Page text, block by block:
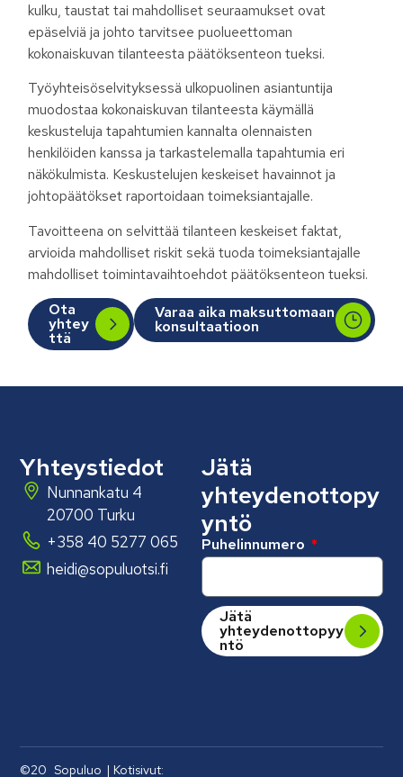
kulku, taustat tai mahdolliset seuraamukset ovat
epäselviä ja johto tarvitsee puolueettoman
kokonaiskuvan tilanteesta päätöksenteon tueksi.
Työyhteisöselvityksessä ulkopuolinen asiantuntija
muodostaa kokonaiskuvan tilanteesta käymällä
keskusteluja tapahtumien kannalta olennaisten
henkilöiden kanssa ja tarkastelemalla tapahtumia eri
näkökulmista. Keskustelujen keskeiset havainnot ja
johtopäätökset raportoidaan toimeksiantajalle.
Tavoitteena on selvittää tilanteen keskeiset faktat,
arvioida mahdolliset riskit sekä tuoda toimeksiantajalle
mahdolliset toimintavaihtoehdot päätöksenteon tueksi.
Ota
yhtey
ttä
Varaa aika maksuttomaan
konsultaatioon
Yhteystiedot
Nunnankatu 4
20700 Turku
+358 40 5277 065
heidi@sopuluotsi.fi
Jätä
yhteydenottopy
yntö
Puhelinnumero
Jätä
yhteydenottopyy
ntö
©20 Sopuluo | Kotisivut: